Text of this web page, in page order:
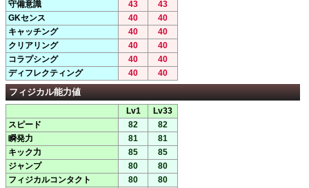
守備意識 43
43
GKセンス
40
40
キャッチング
40
40
クリアリング
40
40
コラプシング
40
40
ディフレクティング
40 40
フィジカル能力値
Lv1
Lv33
スピード
82
82
瞬発力
81
81
キック力
85
85
ジャンプ
80
80
フィジカルコンタクト
80
80